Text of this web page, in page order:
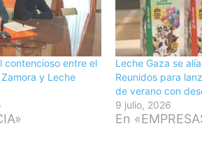
contencioso entre el
y Leche
Leche Gaza se
Reunidos para
de verano con
9 julio, 2026
En